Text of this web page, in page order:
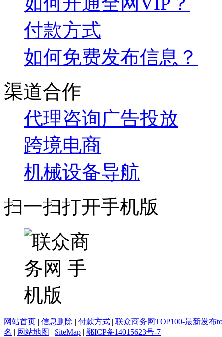
付款方式
如何免费发布信息？
渠道合作
代理咨询广告投放
跨境电商
机械设备导航
扫一扫打开手机版
网站首页 | 信息删除 | 付款方式 | 联众商务网TOP100-最新发布
名 | 网站地图 | SiteMap | 鄂ICP备14015623号-7